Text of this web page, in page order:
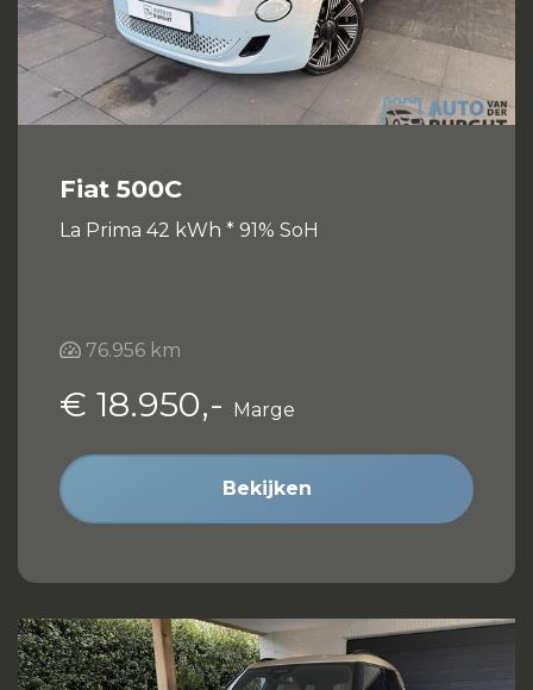
Fiat 500C
La Prima 42 kWh * 91% SoH
76.956 km
€ 18.950,- Marge
Bekijken